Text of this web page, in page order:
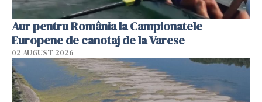
Aur pentru România la Campionatele
Europene de canotaj de la Varese
02 AUGUST 2026